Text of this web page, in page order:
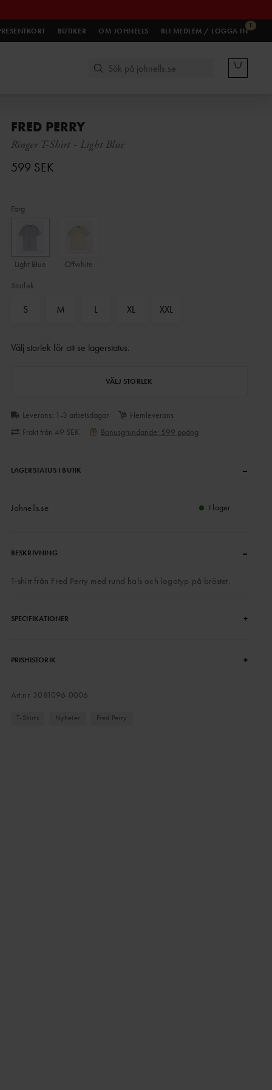
BUTIKER OM JOHNELLS
1
BLI MEDLEM / LOGGA IN
FRED PERRY
Ringer T-Shirt - Light Blue
599 SEK
Färg
Light Blue
Offwhite
Storlek
S M L XL XXL
Välj storlek för att se lagerstatus.
VÄLJ STORLEK
Leverans: 1-3 arbetsdagar
Hemleverans
Frakt från 49 SEK
Bonusgrundande: 599 poäng
LAGERSTATUS I BUTIK –
Johnells.se I lager
BESKRIVNING –
T-shirt från Fred Perry med rund hals och logotyp på bröstet.
SPECIFIKATIONER +
PRISHISTORIK +
Art.nr. 3081096-0006
T-Shirts Nyheter Fred Perry